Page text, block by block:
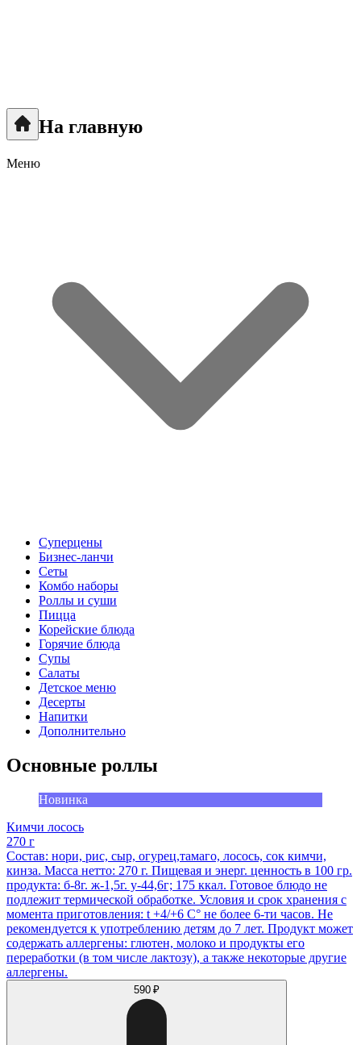
На главную
Меню
Суперцены
Бизнес-ланчи
Сеты
Комбо наборы
Роллы и суши
Пицца
Корейские блюда
Горячие блюда
Супы
Салаты
Детское меню
Десерты
Напитки
Дополнительно
Основные роллы
Новинка
Кимчи лосось
270 г
Состав: нори, рис, сыр, огурец,тамаго, лосось, сок кимчи,
кинза. Масса нетто: 270 г. Пищевая и энерг. ценность в 100 гр.
продукта: б-8г. ж-1,5г. у-44,6г; 175 ккал. Готовое блюдо не
подлежит термической обработке. Условия и срок хранения с
момента приготовления: t +4/+6 С° не более 6-ти часов. Не
рекомендуется к употреблению детям до 7 лет. Продукт может
содержать аллергены: глютен, молоко и продукты его
переработки (в том числе лактозу), а также некоторые другие
аллергены.
590 ₽